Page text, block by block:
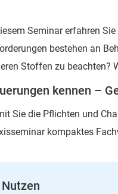
Seminar erfahren
bestehen an
Stoffen zu beachten?
kennen –
Sie die Pflichten und
kompaktes